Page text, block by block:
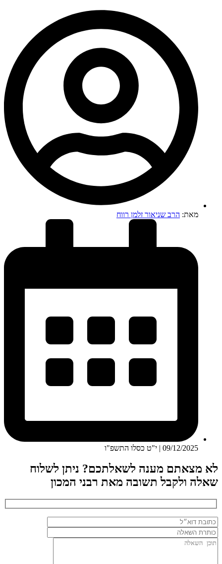
מאת: הרב שניאור זלמן רווח
09/12/2025 | י"ט כסלו התשפ"ו
לא מצאתם מענה לשאלתכם? ניתן לשלוח
שאלה ולקבל תשובה מאת רבני המכון